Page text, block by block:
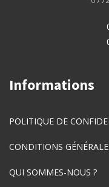
Informations
POLITIQUE DE
CONDITIONS
QUI SOMMES-NOUS ?